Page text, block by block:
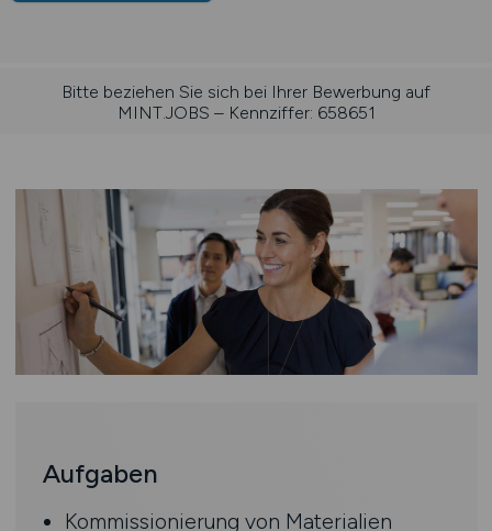
Bitte beziehen Sie sich bei Ihrer Bewerbung auf
MINT.JOBS – Kennziffer: 658651
Aufgaben
Kommissionierung von Materialien